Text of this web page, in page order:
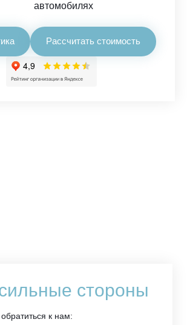
автомобилях
Рассчитать стоимость
стороны
к нам: